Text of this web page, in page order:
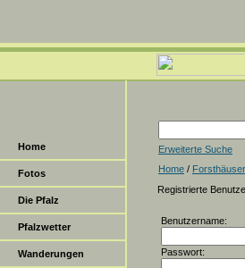
Home
Fotos
Die Pfalz
Pfalzwetter
Wanderungen
Erweiterte Suche
Home /
Registrierte
Benutzername:
Passwort: